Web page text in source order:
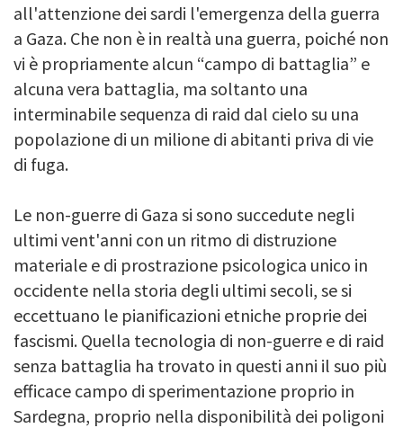
all'attenzione dei sardi l'emergenza della guerra
a Gaza. Che non è in realtà una guerra, poiché non
vi è propriamente alcun “campo di battaglia” e
alcuna vera battaglia, ma soltanto una
interminabile sequenza di raid dal cielo su una
popolazione di un milione di abitanti priva di vie
di fuga.
Le non-guerre di Gaza si sono succedute negli
ultimi vent'anni con un ritmo di distruzione
materiale e di prostrazione psicologica unico in
occidente nella storia degli ultimi secoli, se si
eccettuano le pianificazioni etniche proprie dei
fascismi. Quella tecnologia di non-guerre e di raid
senza battaglia ha trovato in questi anni il suo più
efficace campo di sperimentazione proprio in
Sardegna, proprio nella disponibilità dei poligoni